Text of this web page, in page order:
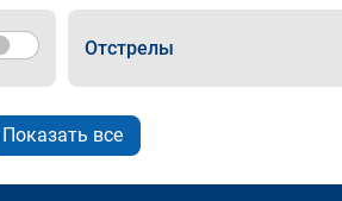
Отстрелы
Показать все